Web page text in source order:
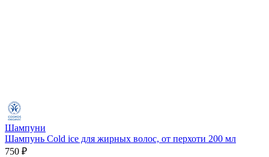
Шампуни
Шампунь Cold ice для жирных волос, от перхоти 200 мл
750 ₽